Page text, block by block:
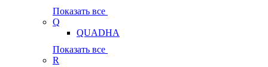
Показать все
Q
QUADHA
Показать все
R